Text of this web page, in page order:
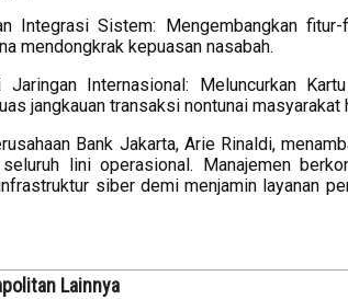
Integrasi Sistem: Mengembangkan
mendongkrak kepuasan nasabah.
Jaringan Internasional: Meluncurkan
jangkauan transaksi nontunai masyarakat
Bank Jakarta, Arie Rinaldi,
lini operasional. Manajemen
siber demi menjamin layanan
Lainnya